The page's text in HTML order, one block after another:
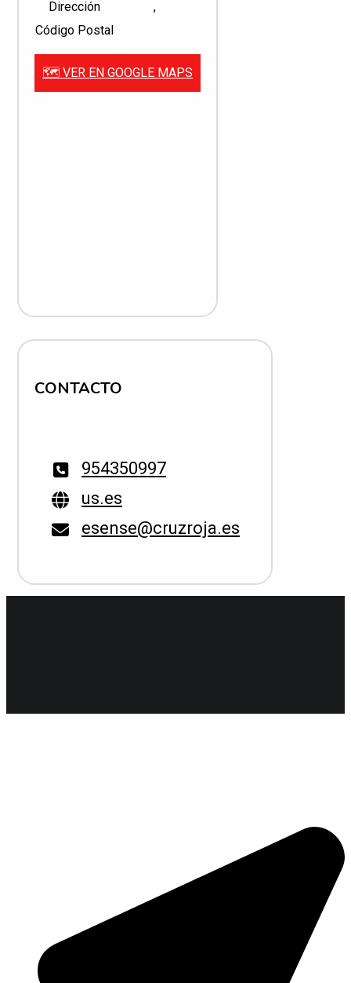
Dirección
,
Código Postal
🗺️ VER EN GOOGLE MAPS
CONTACTO
954350997
us.es
esense@cruzroja.es